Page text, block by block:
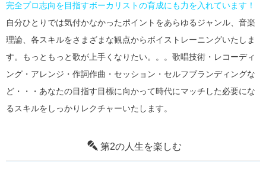
完全プロ志向を目指すボーカリストの育成にも力を入れています！
自分ひとりでは気付かなかったポイントをあらゆるジャンル、音楽
理論、各スキルをさまざまな観点からボイストレーニングいたしま
す。もっともっと歌が上手くなりたい。。。 歌唱技術・レコーディ
ング・アレンジ・作詞作曲・セッション・セルフブランディングな
ど・・・あなたの目指す目標に向かって時代にマッチした必要にな
るスキルをしっかりレクチャーいたします。
第2の人生を楽しむ